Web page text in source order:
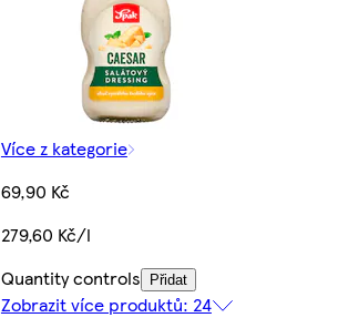
Více z kategorie
69,90 Kč
279,60 Kč/l
Quantity controls
Přidat
Zobrazit více produktů: 24